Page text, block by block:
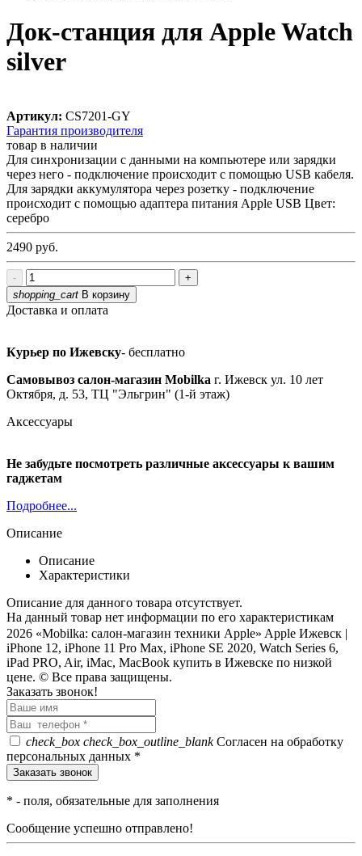
Док-станция для Apple Watch
silver
Артикул: CS7201-GY
Гарантия производителя
товар в наличии
Для синхронизации с данными на компьютере или зарядки
через него - подключение происходит с помощью USB кабеля.
Для зарядки аккумулятора через розетку - подключение
происходит с помощью адаптера питания Apple USB Цвет:
серебро
2490 руб.
-
+
shopping_cart В корзину
Доставка и оплата
Курьер по Ижевску- бесплатно
Самовывоз салон-магазин Mobilka г. Ижевск ул. 10 лет
Октября, д. 53, ТЦ "Эльгрин" (1-й этаж)
Аксессуары
Не забудьте посмотреть различные аксессуары к вашим
гаджетам
Подробнее...
Описание
Описание
Характеристики
Описание для данного товара отсутствует.
На данный товар нет информации по его характеристикам
2026 «Mobilka: салон-магазин техники Apple» Apple Ижевск |
iPhone 12, iPhone 11 Pro Max, iPhone SE 2020, Watch Series 6,
iPad PRO, Air, iMac, MacBook купить в Ижевске по низкой
цене. © Все права защищены.
Заказать звонок!
check_box check_box_outline_blankСогласен на обработку
персональных данных *
* - поля, обязательные для заполнения
Сообщение успешно отправлено!